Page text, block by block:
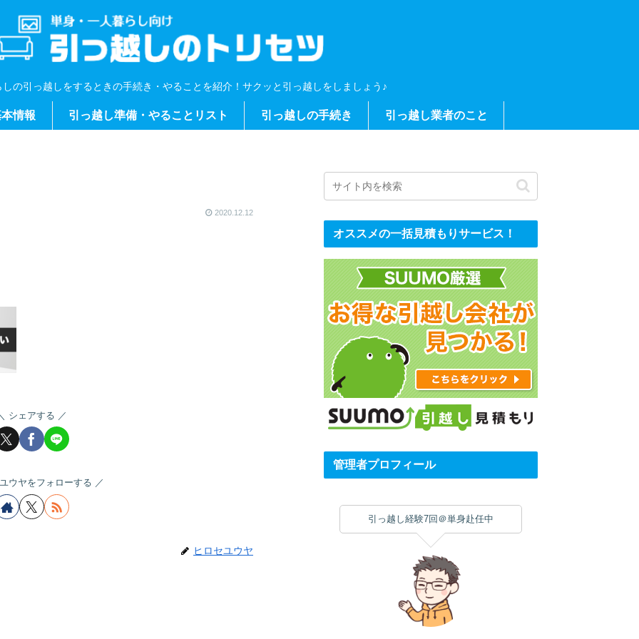
の引っ越しをするときの手続き・やることを紹介！サクッと引っ越しをしましょう♪
情報 引っ越し準備・やることリスト 引っ越しの手続き 引っ越し業者のこと
2020.12.12
シェアする
ウヤをフォローする
ヒロセユウヤ
オススメの一括見積もりサービス！
管理者プロフィール
引っ越し経験7回＠単身赴任中